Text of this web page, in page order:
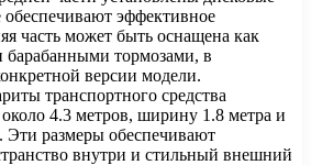
обеспечивают эффективное
часть может быть оснащена как
барабанными тормозами, в
версии модели.
транспортного средства
4.3 метров, ширину 1.8 метра и
Эти размеры обеспечивают
внутри и стильный внешний